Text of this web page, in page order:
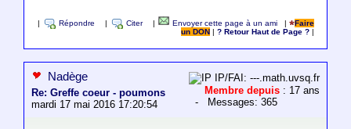
Répondre Citer Envoyer cette page à un ami |
Faire
un DON
|? Retour Haut de Page ?
Nadège
Re: Greffe coeur - poumons
mardi 17 mai 2016 17:20:54
IP/FAI: ---.math.uvsq.fr
Membre depuis : 17 ans
- Messages: 365